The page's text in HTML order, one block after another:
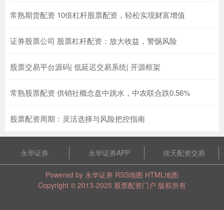
常熟期货配资 10倍杠杆股票配资，轻松实现财富增值
证券股票公司 股票杠杆配资：放大收益，警惕风险
股票交易平台源码| 低延迟交易系统| 开源框架
常熟股票配资 供销社概念盘中跳水，中农联合跌0.56%
股票配资周期：灵活选择与风险把控指南
永华证券 永华证券APP 按天配资交易
Powered by 永华证券 RSS地图 HTML地图
Copyright © 2013-2025 股票配资门户 版权所有